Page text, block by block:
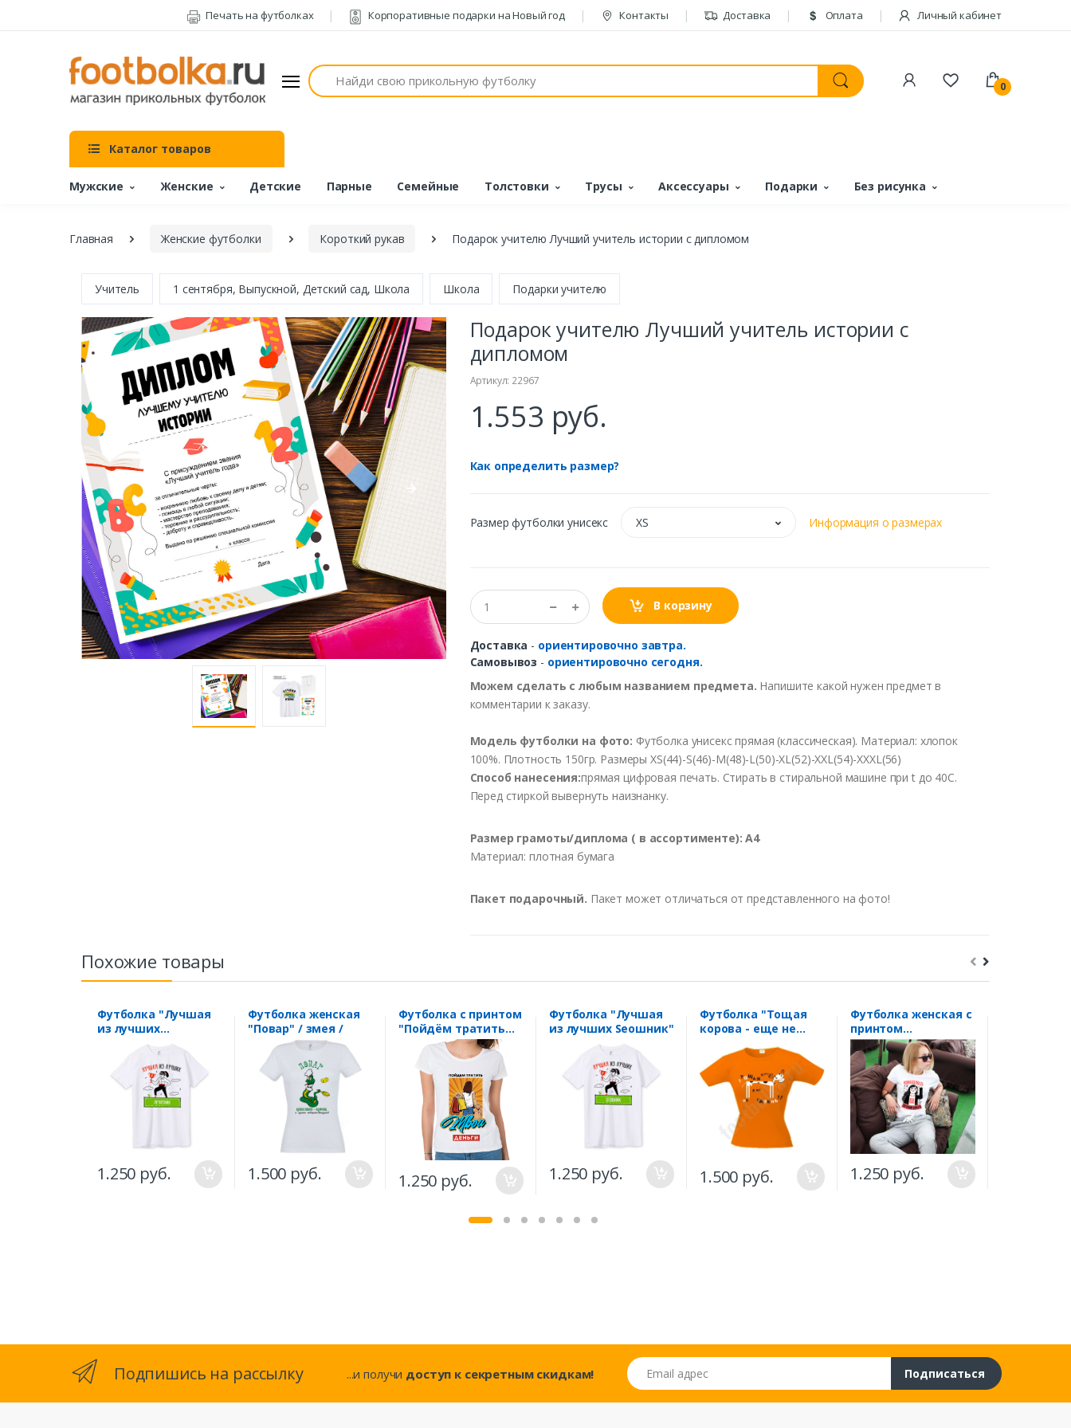
Печать на футболках Корпоративные подарки на Новый год Контакты Доставка Оплата Личный кабинет
Поиск
0
Каталог товаров
Мужские Женские Детские Парные Семейные Толстовки Трусы Аксессуары Подарки Без рисунка
Главная Женские футболки Короткий рукав Подарок учителю Лучший учитель истории с дипломом
Учитель 1 сентября, Выпускной, Детский сад, Школа Школа Подарки учителю
Подарок учителю Лучший учитель истории с
дипломом
Артикул: 22967
1.553 руб.
Как определить размер?
Размер футболки унисекс XS Информация о размерах
В корзину
Доставка - ориентировочно завтра.
Самовывоз - ориентировочно сегодня.
Можем сделать с любым названием предмета. Напишите какой нужен предмет в
комментарии к заказу.
Модель футболки на фото: Футболка унисекс прямая (классическая). Материал: хлопок
100%. Плотность 150гр. Размеры XS(44)-S(46)-M(48)-L(50)-XL(52)-XXL(54)-XXXL(56)
Способ нанесения:прямая цифровая печать. Стирать в стиральной машине при t до 40С.
Перед стиркой вывернуть наизнанку.
Размер грамоты/диплома ( в ассортименте): А4
Материал: плотная бумага
Пакет подарочный. Пакет может отличаться от представленного на фото!
Похожие товары
Футболка "Лучшая
из лучших
Печатник"
1.250 руб.
Футболка женская
"Повар" / змея /
1.500 руб.
Футболка с принтом
"Пойдём тратить
твои деньги"
1.250 руб.
Футболка "Лучшая
из лучших Seoшник"
1.250 руб.
Футболка "Тощая
корова - еще не
1.500 руб.
Футболка женская с
принтом
"Командовать
сегодня буду я"
1.250 руб.
Подпишись на рассылку ...и получи доступ к секретным скидкам!
Email адрес
Подписаться